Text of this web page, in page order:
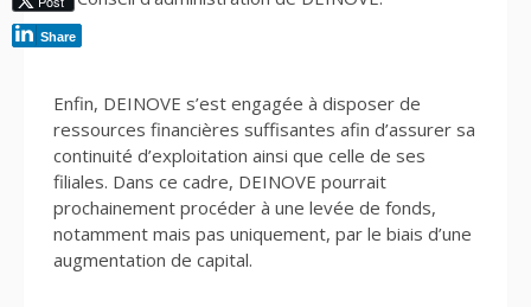
Enfin, DEINOVE s’est engagée à disposer de
ressources financières suffisantes afin d’assurer sa
continuité d’exploitation ainsi que celle de ses
filiales. Dans ce cadre, DEINOVE pourrait
prochainement procéder à une levée de fonds,
notamment mais pas uniquement, par le biais d’une
augmentation de capital.
Share